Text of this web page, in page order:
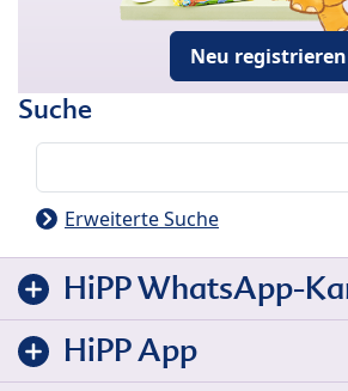
Neu registrieren
Suche
Erweiterte Suche
HiPP WhatsApp-
HiPP App